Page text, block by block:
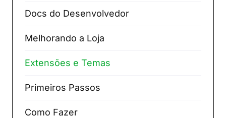
Docs do Desenvolvedor
Melhorando a Loja
Extensões e Temas
Primeiros Passos
Como Fazer